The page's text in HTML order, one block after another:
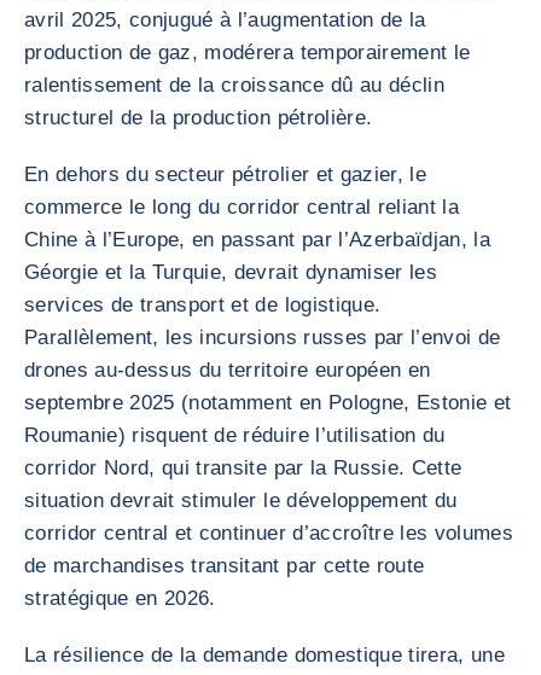
avril 2025, conjugué à l’augmentation de la
production de gaz, modérera temporairement le
ralentissement de la croissance dû au déclin
structurel de la production pétrolière.
En dehors du secteur pétrolier et gazier, le
commerce le long du corridor central reliant la
Chine à l’Europe, en passant par l’Azerbaïdjan, la
Géorgie et la Turquie, devrait dynamiser les
services de transport et de logistique.
Parallèlement, les incursions russes par l’envoi de
drones au-dessus du territoire européen en
septembre 2025 (notamment en Pologne, Estonie et
Roumanie) risquent de réduire l’utilisation du
corridor Nord, qui transite par la Russie. Cette
situation devrait stimuler le développement du
corridor central et continuer d’accroître les volumes
de marchandises transitant par cette route
stratégique en 2026.
La résilience de la demande domestique tirera, une